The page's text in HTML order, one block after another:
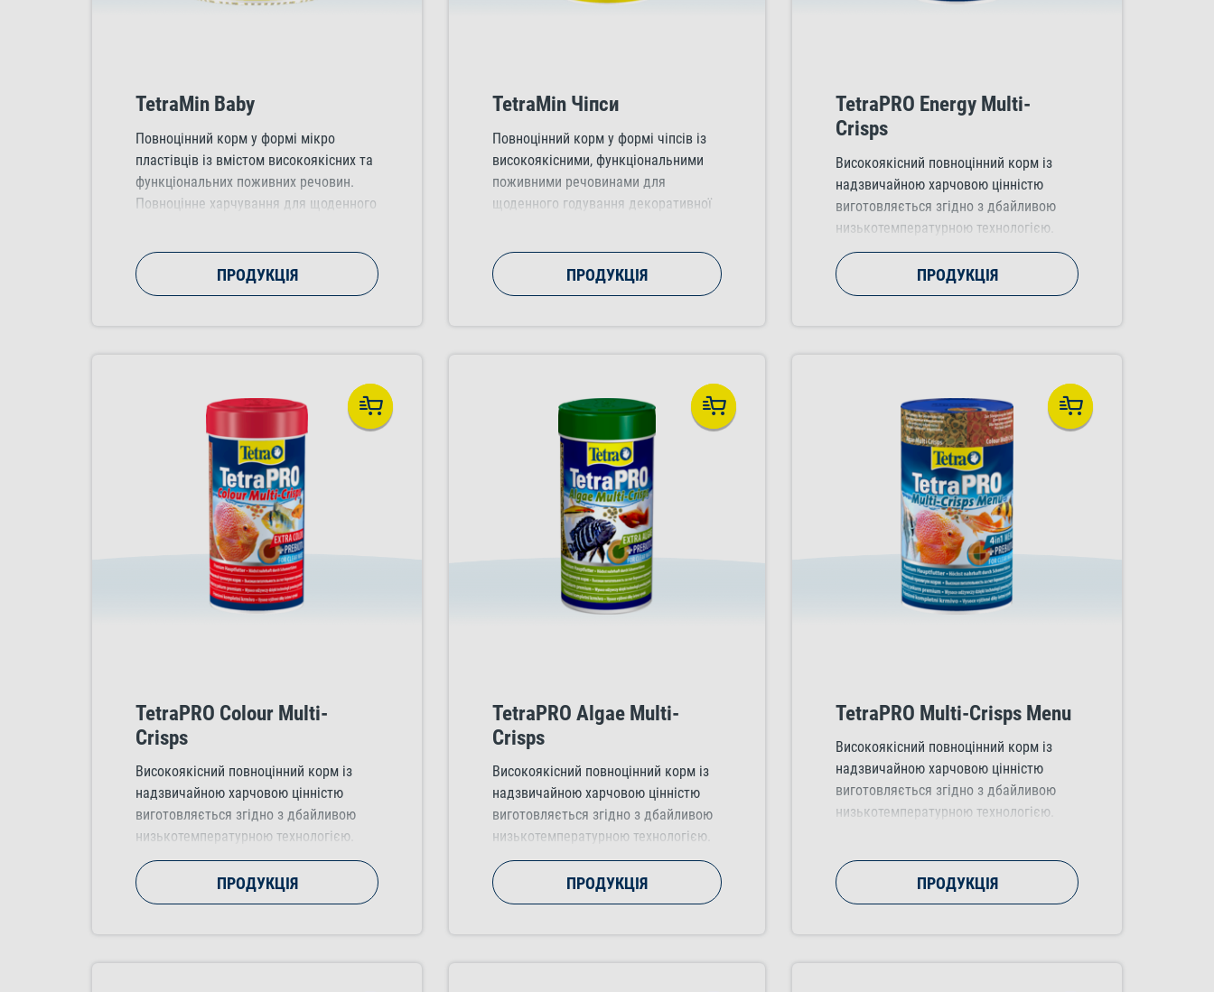
TetraMin Baby
Повноцінний корм у формі мікро
пластівців із вмістом високоякісних та
функціональних поживних речовин.
Повноцінне харчування для щоденного
підтримує здоровий зріст на ранніх
етапах життя.
ПРОДУКЦІЯ
TetraMin Чіпси
Повноцінний корм у формі чіпсів із
високоякісними, функціональними
поживними речовинами для
щоденного годування декоративної
забарвлення риби.ПРОДУКЦІЯ
TetraPRO Energy Multi-
Crisps
Високоякісний повноцінний корм із
надзвичайною харчовою цінністю
виготовляється згідно з дбайливою
низькотемпературною технологією.
Енергетичний концентрат надає рибам
життєвих сил.ПРОДУКЦІЯ
TetraPRO Colour Multi-
Crisps
Високоякісний повноцінний корм із
надзвичайною харчовою цінністю
виготовляється згідно з дбайливою
низькотемпературною технологією.
Концентрат для покращення кольору
робить колір риб ще більш яскравим.
ПРОДУКЦІЯ
TetraPRO Algae Multi-
Crisps
Високоякісний повноцінний корм із
надзвичайною харчовою цінністю
виготовляється згідно з дбайливою
низькотемпературною технологією.
Концентрат на основі водоростей
укріплює імунітет.ПРОДУКЦІЯ
TetraPRO Multi-Crisps Menu
Високоякісний повноцінний корм із
надзвичайною харчовою цінністю
виготовляється згідно з дбайливою
низькотемпературною технологією.
харчування.
ПРОДУКЦІЯ